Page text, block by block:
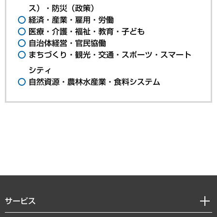
ス）・防災（政策）
経済・産業・雇用・労働
医療・介護・福祉・教育・子ども
自治体経営・官民協働
まちづくり・観光・交通・スポーツ・スマート
シティ
自然資源・農林水産業・食料システム
サービス